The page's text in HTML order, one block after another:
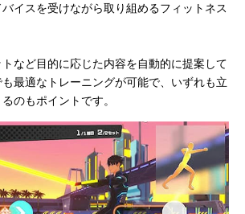
イスを受けながら取り組めるフィットネス
など目的に応じた内容を自動的に提案して
最適なトレーニングが可能で、いずれも立
のもポイントです。